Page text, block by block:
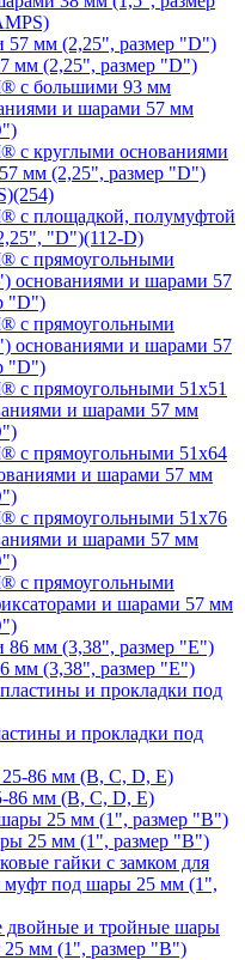
мм (2,25", размер "D")
с большими 93 мм
и шарами 57 мм
с круглыми основаниями
мм (2,25", размер "D")
с площадкой, полумуфтой
"D")(112-D)
с прямоугольными
основаниями и шарами 57
"D")
с прямоугольными
основаниями и шарами 57
"D")
с прямоугольными 51х51
и шарами 57 мм
с прямоугольными 51х64
и шарами 57 мм
с прямоугольными 51х76
и шарами 57 мм
с прямоугольными
и шарами 57 мм
мм (3,38", размер "E")
и прокладки под
мм (B, C, D, E)
25 мм (1", размер "B")
гайки с замком для
под шары 25 мм (1",
двойные и тройные шары
мм (1", размер "B")